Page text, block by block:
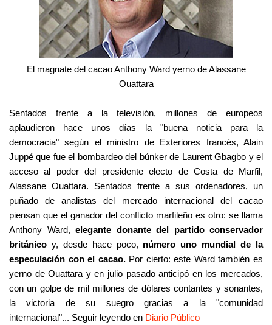
El magnate del cacao Anthony Ward yerno de Alassane
Ouattara
Sentados frente a la televisión, millones de europeos
aplaudieron hace unos días la "buena noticia para la
democracia" según el ministro de Exteriores francés, Alain
Juppé que fue el bombardeo del búnker de Laurent Gbagbo y el
acceso al poder del presidente electo de Costa de Marfil,
Alassane Ouattara. Sentados frente a sus ordenadores, un
puñado de analistas del mercado internacional del cacao
piensan que el ganador del conflicto marfileño es otro: se llama
Anthony Ward, elegante donante del partido conservador
británico y, desde hace poco, número uno mundial de la
especulación con el cacao. Por cierto: este Ward también es
yerno de Ouattara y en julio pasado anticipó en los mercados,
con un golpe de mil millones de dólares contantes y sonantes,
la victoria de su suegro gracias a la "comunidad
internacional"... Seguir leyendo en Diario Público